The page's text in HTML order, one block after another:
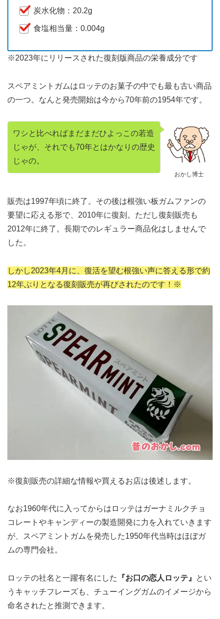
炭水化物：20.2g
食塩相当量：0.004g
※2023年にリリースされた復刻版商品の栄養成分です
スペアミントガムはロッテのお菓子の中でも最も古い商品
の一つ。なんと発売開始は今から70年前の1954年です。
おかし博士
ワシと比べればまだまだひよっこの若造
じゃが、それでも70年とはかなりの歴史
じゃの。
販売は1997年頃に終了。その後は根強い板ガムファンの
要望に応える形で、2010年に復刻。ただし復刻販売も
2012年に終了。長期でのレギュラー商品化はしませんで
した。
しかし2023年4月に、復活を望む根強い声に答える形で約
12年ぶりとなる復刻販売が再びされたのです！※
※復刻販売の詳細な情報や買えるお店は後述します。
なお1960年代に入ってからはロッテはガーナミルクチョ
コレートやキャンディーの製造開発に力を入れていきます
が、スペアミントガムを発売した1950年代当時はほぼガ
ムの専門会社。
ロッテの社名と一躍有名にした 『お口の恋人ロッテ』
とい
うキャッチフレーズも、チューイングガムのイメージから
命名されたと推測できます。